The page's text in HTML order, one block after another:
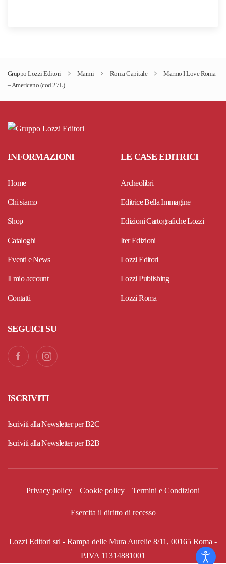
Gruppo Lozzi Editori Marmi Roma Capitale
Marmo I Love Roma
– Americano (cod.27L)
INFORMAZIONI
Home
Chi siamo
Shop
Cataloghi
Eventi e News
Il mio account
Contatti
LE CASE EDITRICI
Archeolibri
Editrice Bella Immagine
Edizioni Cartografiche Lozzi
Iter Edizioni
Lozzi Editori
Lozzi Publishing
Lozzi Roma
SEGUICI SU
ISCRIVITI
Iscriviti alla Newsletter per B2C
Iscriviti alla Newsletter per B2B
Privacy policy Cookie policy Termini e Condizioni
Esercita il diritto di recesso
Lozzi Editori srl - Rampa delle Mura Aurelie 8/11, 00165 Roma -
P.IVA 11314881001